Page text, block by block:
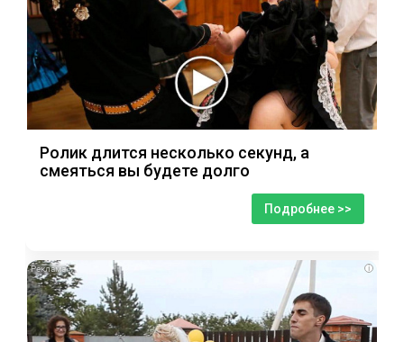
Ролик длится несколько секунд, а
смеяться вы будете долго
Подробнее >>
i